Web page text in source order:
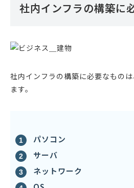
社内インフラの構築に
社内インフラの構築に必要なもの
ます。
パソコン
サーバ
ネットワーク